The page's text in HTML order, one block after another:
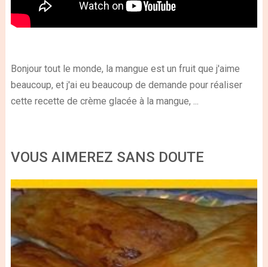
Bonjour tout le monde, la mangue est un fruit que j'aime
beaucoup, et j'ai eu beaucoup de demande pour réaliser
cette recette de crème glacée à la mangue, ...
VOUS AIMEREZ SANS DOUTE